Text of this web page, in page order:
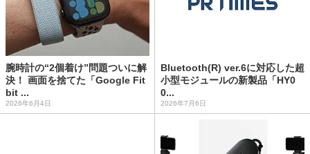
腕時計の“2個着け”問題ついに解
決！ 画面を捨てた「Google Fit
bit ...
2026年6月4日
Bluetooth(R) ver.6に対応した超
小型モジュールの新製品「HY0
0...
2026年7月6日